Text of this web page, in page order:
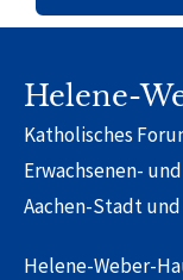
Helene-
Katholisches
Erwachsenen-
Aachen-Stadt und
Helene-Weber-